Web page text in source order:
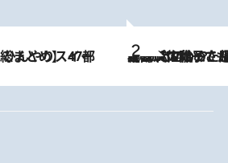
2026.8.5
【阿川佐和子さんの年とる力】なぜ70代で始めた趣味は“こんなに楽しい”のか？ ピアノ、俳句…スランプに陥っても続けられる“ある秘訣”とは